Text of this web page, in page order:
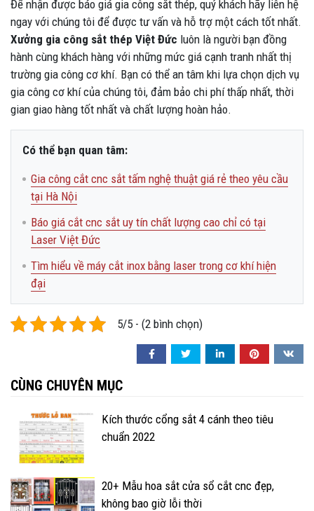
Để nhận được báo giá gia công sắt thép, quý khách hãy liên hệ
ngay với chúng tôi để được tư vấn và hỗ trợ một cách tốt nhất.
Xưởng gia công sắt thép Việt Đức luôn là người bạn đồng
hành cùng khách hàng với những mức giá cạnh tranh nhất thị
trường gia công cơ khí. Bạn có thể an tâm khi lựa chọn dịch vụ
gia công cơ khí của chúng tôi, đảm bảo chi phí thấp nhất, thời
gian giao hàng tốt nhất và chất lượng hoàn hảo.
Có thể bạn quan tâm:
Gia công cắt cnc sắt tấm nghệ thuật giá rẻ theo yêu cầu
tại Hà Nội
Báo giá cắt cnc sắt uy tín chất lượng cao chỉ có tại
Laser Việt Đức
Tìm hiểu về máy cắt inox bằng laser trong cơ khí hiện
đại
5/5 - (2 bình chọn)
CÙNG CHUYÊN MỤC
Kích thước cổng sắt 4 cánh theo tiêu
chuẩn 2022
20+ Mẫu hoa sắt cửa sổ cắt cnc đẹp,
không bao giờ lỗi thời